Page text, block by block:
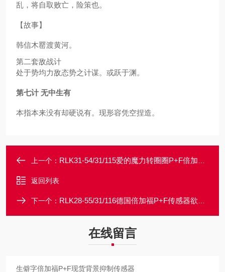
乱，将自取败亡，险策也。
【故事】
韩信木罂渡黄河。
第二套敌战计
处于势均力敌态势之计谋。或跃于渊。
第七计 无中生有
本指本来没有却硬说有。现形容凭空捏造。
上一个： RLK31-54/31/115爱的魔力转圈圈P+F倍加福传感器光电开关
返回列表
下一个： RLK28-55/31/116德国倍加福P+F传感器欲问青天这人生有几何
在线留言